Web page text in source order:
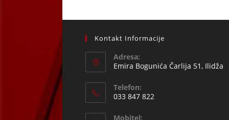
Kontakt Informacije
Adresa:
Emira Bogunića Čarlija 51, Ilidža
Telefon:
033 847 822
Mobitel: